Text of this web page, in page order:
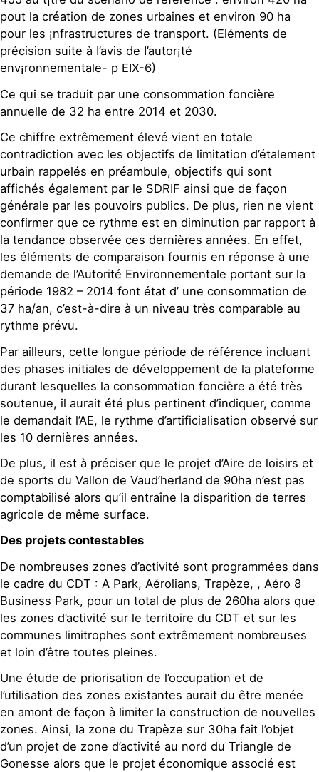
pout la création de zones urbaines et environ 90 ha
pour les ¡nfrastructures de transport. (Eléments de
précision suite à I’avis de I’autor¡té
env¡ronnementale- p EIX-6)
Ce qui se traduit par une consommation foncière
annuelle de 32 ha entre 2014 et 2030.
Ce chiffre extrêmement élevé vient en totale
contradiction avec les objectifs de limitation d’étalement
urbain rappelés en préambule, objectifs qui sont
affichés également par le SDRIF ainsi que de façon
générale par les pouvoirs publics. De plus, rien ne vient
confirmer que ce rythme est en diminution par rapport à
la tendance observée ces dernières années. En effet,
les éléments de comparaison fournis en réponse à une
demande de l’Autorité Environnementale portant sur la
période 1982 – 2014 font état d’ une consommation de
37 ha/an, c’est-à-dire à un niveau très comparable au
rythme prévu.
Par ailleurs, cette longue période de référence incluant
des phases initiales de développement de la plateforme
durant lesquelles la consommation foncière a été très
soutenue, il aurait été plus pertinent d’indiquer, comme
le demandait l’AE, le rythme d’artificialisation observé sur
les 10 dernières années.
De plus, il est à préciser que le projet d’Aire de loisirs et
de sports du Vallon de Vaud’herland de 90ha n’est pas
comptabilisé alors qu’il entraîne la disparition de terres
agricole de même surface.
Des projets contestables
De nombreuses zones d’activité sont programmées dans
le cadre du CDT : A Park, Aérolians, Trapèze, , Aéro 8
Business Park, pour un total de plus de 260ha alors que
les zones d’activité sur le territoire du CDT et sur les
communes limitrophes sont extrêmement nombreuses
et loin d’être toutes pleines.
Une étude de priorisation de l’occupation et de
l’utilisation des zones existantes aurait du être menée
en amont de façon à limiter la construction de nouvelles
zones. Ainsi, la zone du Trapèze sur 30ha fait l’objet
d’un projet de zone d’activité au nord du Triangle de
Gonesse alors que le projet économique associé est